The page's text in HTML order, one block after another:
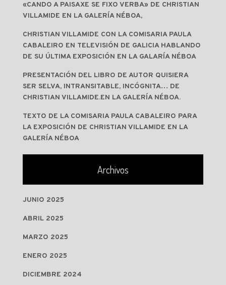
«CANDO A PAISAXE SE FIXO VERBA» DE CHRISTIAN
VILLAMIDE EN LA GALERÍA NÉBOA,
CHRISTIAN VILLAMIDE CON LA COMISARIA PAULA
CABALEIRO EN TELEVISIÓN DE GALICIA HABLANDO
DE SU ÚLTIMA EXPOSICIÓN EN LA GALARÍA NÉBOA
PRESENTACIÓN DEL LIBRO DE AUTOR QUISIERA
SER SELVA, INTRANSITABLE, INCÓGNITA… DE
CHRISTIAN VILLAMIDE.EN LA GALERÍA NÉBOA.
TEXTO DE LA COMISARIA PAULA CABALEIRO PARA
LA EXPOSICIÓN DE CHRISTIAN VILLAMIDE EN LA
GALERÍA NÉBOA
Archivos
JUNIO 2025
ABRIL 2025
MARZO 2025
ENERO 2025
DICIEMBRE 2024